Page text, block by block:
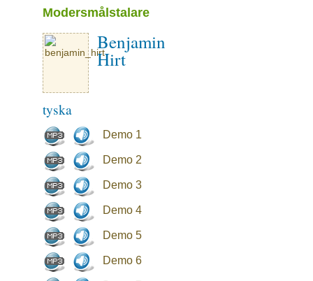
Modersmålstalare
Benjamin
Hirt
tyska
Demo 1
Demo 2
Demo 3
Demo 4
Demo 5
Demo 6